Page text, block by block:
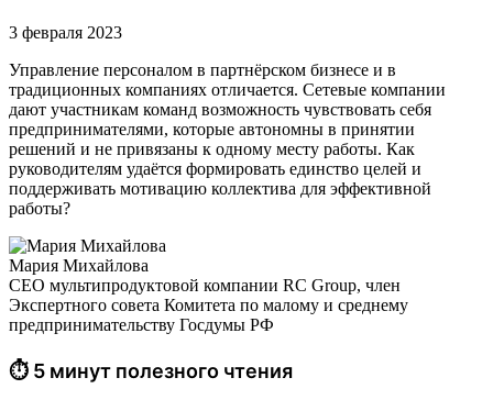
3 февраля 2023
Управление персоналом в партнёрском бизнесе и в
традиционных компаниях отличается. Сетевые компании
дают участникам команд возможность чувствовать себя
предпринимателями, которые автономны в принятии
решений и не привязаны к одному месту работы. Как
руководителям удаётся формировать единство целей и
поддерживать мотивацию коллектива для эффективной
работы?
Мария Михайлова
CEO мультипродуктовой компании RC Group, член
Экспертного совета Комитета по малому и среднему
предпринимательству Госдумы РФ
⏱ 5 минут полезного чтения